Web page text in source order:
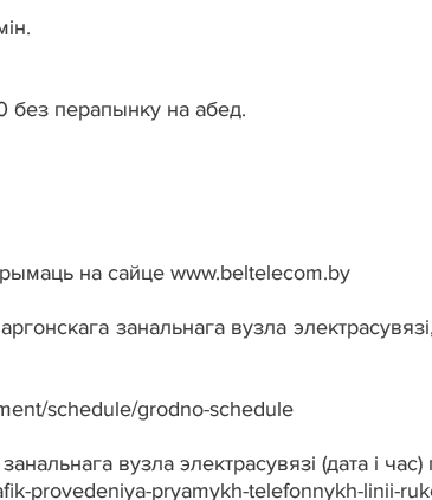
без перапынку на абед.
на сайце www.beltelecom.by
занальнага вузла
schedule/grodno-schedule
вузла электрасувязі (дата і
provedeniya-pryamykh-telefonnykh-linii-